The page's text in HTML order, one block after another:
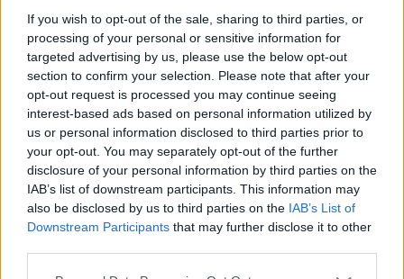
If you wish to opt-out of the sale, sharing to third parties, or
processing of your personal or sensitive information for
targeted advertising by us, please use the below opt-out
section to confirm your selection. Please note that after your
opt-out request is processed you may continue seeing
interest-based ads based on personal information utilized by
us or personal information disclosed to third parties prior to
your opt-out. You may separately opt-out of the further
disclosure of your personal information by third parties on the
IAB’s list of downstream participants. This information may
also be disclosed by us to third parties on the IAB’s List of
Downstream Participants that may further disclose it to other
al verde del Comune di Milano,Francesco Vassallo
vicesindaco di Milano,
Sara Belli, direttore di area
strategie, demand e governo ICT del comune, A2A,
ATMe NEXI. In chiusura, il keynote speech di A2A e
l’intervento di Francesca Dominici, professoressa di
biostatistica dell’università di Harvard. Venerdì 3
ottobre, sempre al MEET - Digital Cultural Center,
Cosimo Accoto , tech philosopher e research affiliate
& fellow (MIT) aprirà l’appuntamento “AI - lavoro e
formazione, sviluppi e futuro degli agenti AI” con il suo
keynote speech; a seguire ci sarà un intervento di A2A.
Verranno poi discussi gli scenari futuri nella roundtable
conEmmanuel Conte, assessore al bilancio, demanio